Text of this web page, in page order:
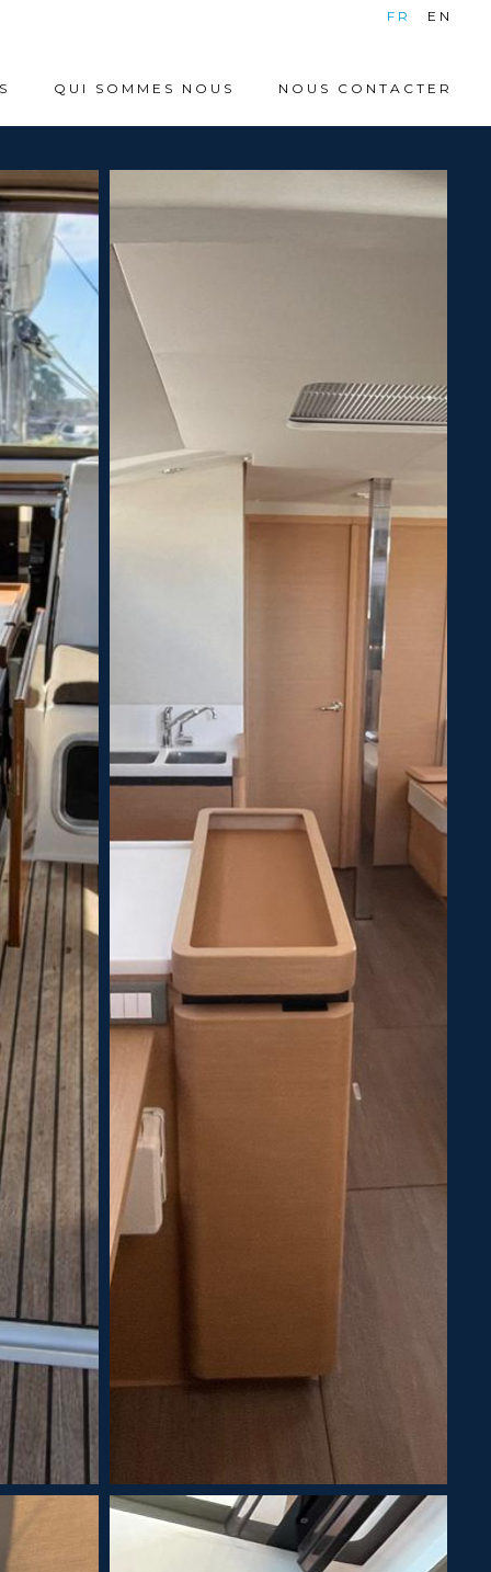
FR EN
QUI SOMMES NOUS NOUS CONTACTER